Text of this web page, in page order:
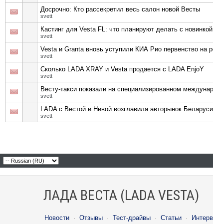
Досрочно: Кто рассекретил весь салон новой Весты
svett
Кастинг для Vesta FL: что планируют делать с
svett
Vesta и Granta вновь уступили КИА Рио первенство на
svett
Сколько LADA XRAY и Vesta продается с LADA EnjoY
svett
Весту-такси показали на специализированном
svett
LADA с Вестой и Нивой возглавила авторынок Беларуси
svett
ЛАДА ВЕСТА (LADA VESTA)
Новости · Отзывы · Тест-драйвы · Статьи ·